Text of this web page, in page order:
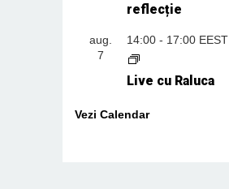
reflecție
aug.
7
14:00- 17:00 EEST
Live cu Raluca
Vezi Calendar